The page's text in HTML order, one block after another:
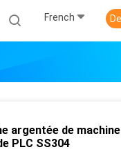
French
argentée de
PLC SS304